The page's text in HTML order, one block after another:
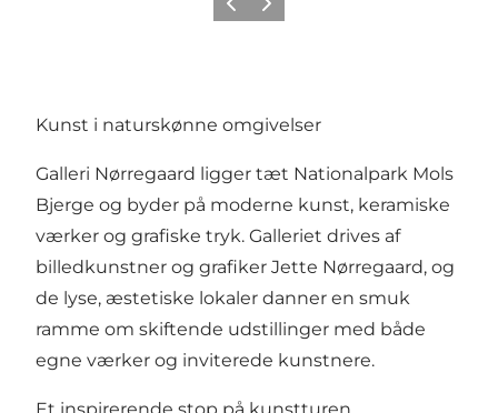
ForrigeNæste
Kunst i naturskønne omgivelser
Galleri Nørregaard ligger tæt Nationalpark Mols
Bjerge og byder på moderne kunst, keramiske
værker og grafiske tryk. Galleriet drives af
billedkunstner og grafiker Jette Nørregaard, og
de lyse, æstetiske lokaler danner en smuk
ramme om skiftende udstillinger med både
egne værker og inviterede kunstnere.